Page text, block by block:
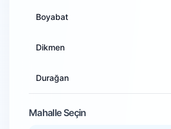
Antalya
Aydın
Balıkesir
Boyabat
Dikmen
Durağan
Erfelek
Mahalle Seçin